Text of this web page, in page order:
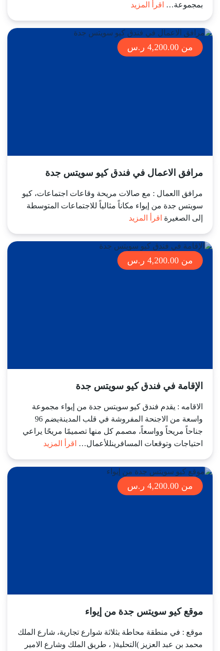
بمجموعة… اقرأ المزيد
من 4,200.00 ر.س
مرافق الاعمال في فندق كيو سويتس جدة
مرافق االعمال : مع صالات مريحة وقاعات اجتماعات، كيو
سويتس جدة من إيواء مكاناً مثالياً للاجتماعات المتوسطة
إلى الصغيرة اقرأ المزيد
من 4,200.00 ر.س
الإقامة في فندق كيو سويتس جدة
الاقامه : يقدم فندق كيو سويتس جدة من إيواء مجموعة
واسعة من الاجنحة المفروشة في قلب المدينةيضم 96
جناحاً مريحاً وواسعاً، مصمم كل منها تصميمًا مريحًا يراعي
احتياجات وتوقعات المسافرينللأعمال… اقرأ المزيد
من 4,200.00 ر.س
موقع كيو سويتس جدة من إيواء
موقع : في منطقة محاطة بثلاثة شوارع تجارية، شارع الملك
محمد بن عبد العزيز )التحلية( ، طريق الملك وشارع الامير